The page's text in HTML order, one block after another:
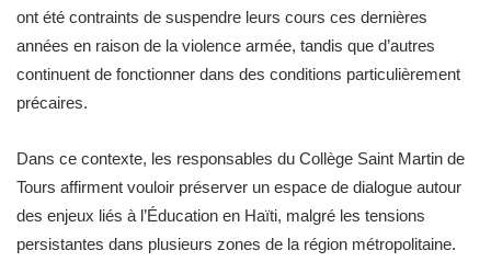
ont été contraints de suspendre leurs cours ces dernières
années en raison de la violence armée, tandis que d’autres
continuent de fonctionner dans des conditions particulièrement
précaires.
Dans ce contexte, les responsables du Collège Saint Martin de
Tours affirment vouloir préserver un espace de dialogue autour
des enjeux liés à l’Éducation en Haïti, malgré les tensions
persistantes dans plusieurs zones de la région métropolitaine.